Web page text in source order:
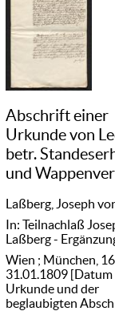
Abschrift einer
Urkunde von
betr.
und
Laßberg, Joseph
In: Teilnachlaß
Laßberg -
Wien ; München,
31.01.1809 [Datum
Urkunde und der
beglaubigten